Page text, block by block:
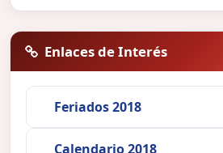
Enlaces de Interés
Feriados 2018
Calendario 2018